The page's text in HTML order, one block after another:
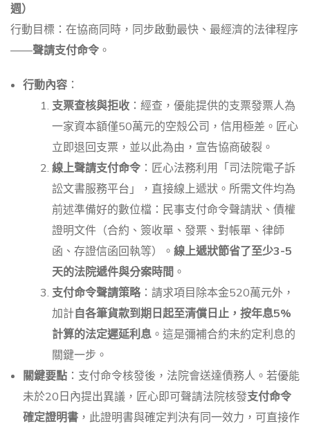
週）
行動目標：在協商同時，同步啟動最快、最經濟的法律程序
——聲請支付命令 。
行動內容 ：
支票查核與拒收 ：經查，優能提供的支票發票人為
一家資本額僅50萬元的空殼公司，信用極差。匠心
立即退回支票，並以此為由，宣告協商破裂。
線上聲請支付命令 ：匠心法務利用「司法院電子訴
訟文書服務平台」，直接線上遞狀。所需文件均為
前述準備好的數位檔：民事支付命令聲請狀、債權
證明文件（合約、簽收單、發票、對帳單、律師
函、存證信函回執等）。 線上遞狀節省了至少3-5
天的法院遞件與分案時間 。
支付命令聲請策略：請求項目除本金520萬元外，
加計自各筆貨款到期日起至清償日止，按年息5%
計算的法定遲延利息 。這是彌補合約未約定利息的
關鍵一步。
關鍵要點 ：支付命令核發後，法院會送達債務人。若優能
未於20日內提出異議，匠心即可聲請法院核發支付命令
確定證明書 ，此證明書與確定判決有同一效力，可直接作